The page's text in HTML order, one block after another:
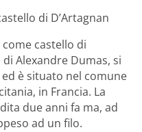
di D’Artagnan
castello di
Alexandre Dumas, si
ed è situato nel comune
in Francia. La
due anni fa ma, ad
ad un filo.